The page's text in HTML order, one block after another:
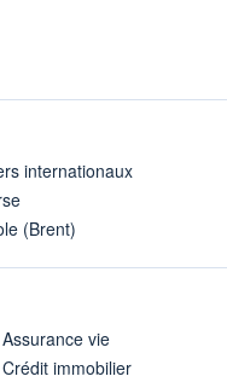
internationaux
(Brent)
Assurance vie
Crédit immobilier